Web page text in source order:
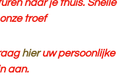
naar je thuis. Snelle
troef
hieruw persoonlijke
aan.